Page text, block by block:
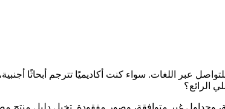
عبر اللغات. سواء كنت أكاديميًا تترجم أبحاثًا
الرائع؟
وجداول غير متوافقة، وصور مفقودة. تخيل دليل منتج